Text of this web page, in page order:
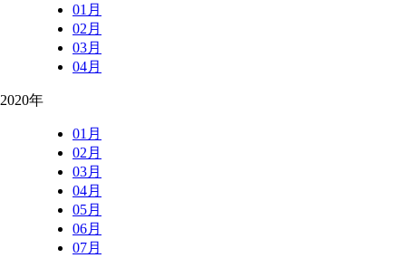
01月
02月
03月
04月
2020年
01月
02月
03月
04月
05月
06月
07月